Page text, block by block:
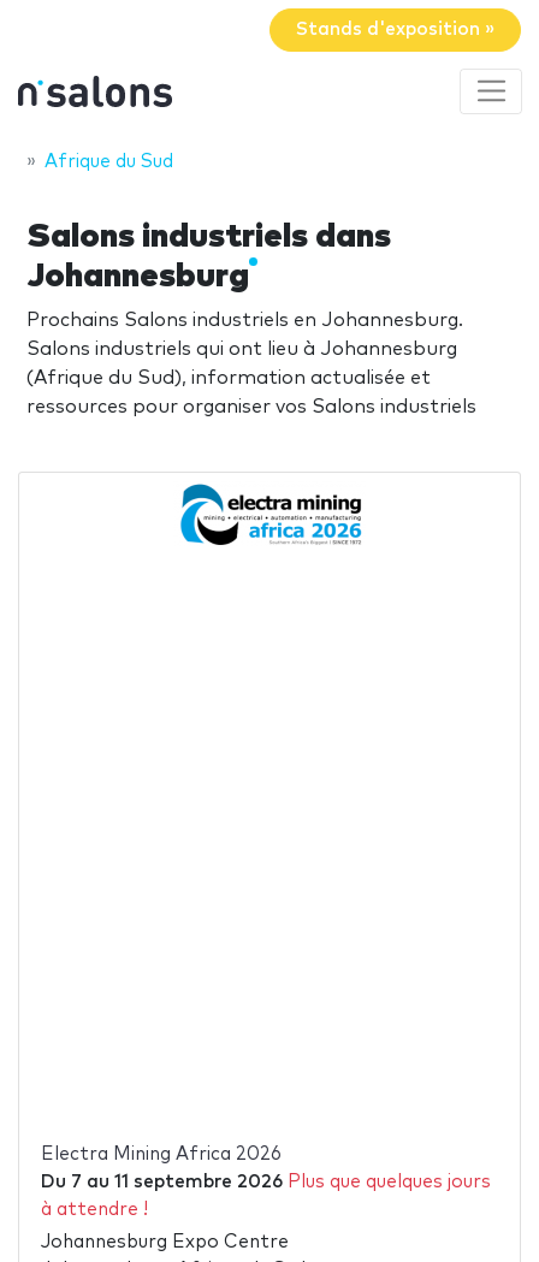
Stands d'exposition »
Afrique du Sud
Salons industriels dans
Johannesburg
Prochains Salons industriels en Johannesburg.
Salons industriels qui ont lieu à Johannesburg
(Afrique du Sud), information actualisée et
ressources pour organiser vos Salons industriels
Electra Mining Africa 2026
Du 7 au 11 septembre 2026 Plus que quelques jours
à attendre !
Johannesburg Expo Centre